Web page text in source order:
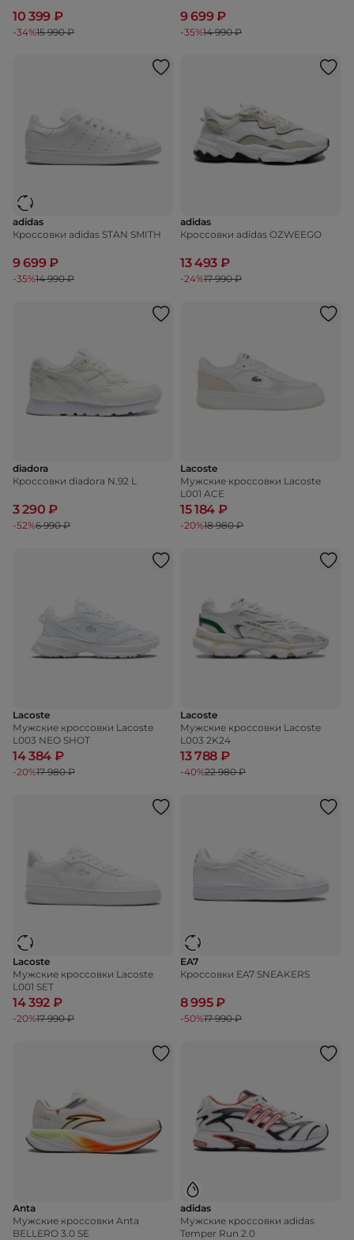
10 399 ₽
-34%15 990 ₽
9 699 ₽
-35%14 990 ₽
adidas
Кроссовки adidas STAN SMITH
9 699 ₽
-35%14 990 ₽
adidas
Кроссовки adidas OZWEEGO
13 493 ₽
-24%17 990 ₽
diadora
Кроссовки diadora N.92 L
3 290 ₽
-52%6 990 ₽
Lacoste
Мужские кроссовки Lacoste
L001 ACE
15 184 ₽
-20%18 980 ₽
Lacoste
Мужские кроссовки Lacoste
L003 NEO SHOT
14 384 ₽
-20%17 980 ₽
Lacoste
Мужские кроссовки Lacoste
L003 2K24
13 788 ₽
-40%22 980 ₽
Lacoste
Мужские кроссовки Lacoste
L001 SET
14 392 ₽
-20%17 990 ₽
EA7
Кроссовки EA7 SNEAKERS
8 995 ₽
-50%17 990 ₽
Anta
Мужские кроссовки Anta
BELLERO 3.0 SE
adidas
Мужские кроссовки adidas
Temper Run 2.0